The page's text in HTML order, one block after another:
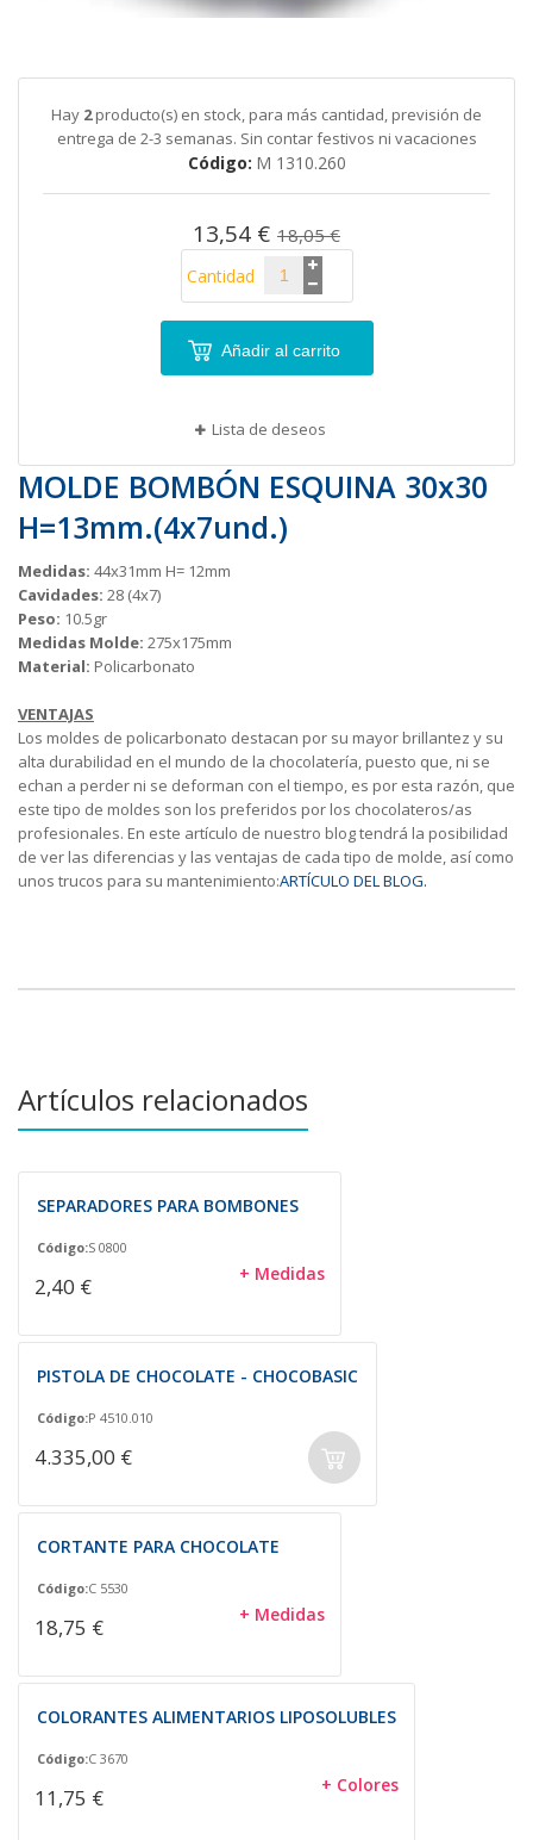
comienzo
galería
imágenes
Hay 2producto(s) en stock, para más cantidad, previsión de
entrega de 2-3 semanas. Sin contar festivos ni vacaciones
Código M 1310.260
13,54 € 18,05 €
Cantidad
Añadir al carrito
Lista de deseos
MOLDE BOMBÓN ESQUINA 30x30
H=13mm.(4x7und.)
Medidas: 44x31mm H= 12mm
Cavidades: 28 (4x7)
Peso: 10.5gr
Medidas Molde: 275x175mm
Material: Policarbonato
VENTAJAS
Los moldes de policarbonato destacan por su mayor brillantez y su
alta durabilidad en el mundo de la chocolatería, puesto que, ni se
echan a perder ni se deforman con el tiempo, es por esta razón, que
este tipo de moldes son los preferidos por los chocolateros/as
profesionales. En este artículo de nuestro blog tendrá la posibilidad
de ver las diferencias y las ventajas de cada tipo de molde, así como
unos trucos para su mantenimiento:ARTÍCULO DEL BLOG.
Artículos relacionados
SEPARADORES PARA BOMBONES
Código:S 0800
2,40 € + Medidas
PISTOLA DE CHOCOLATE - CHOCOBASIC
Código:P 4510.010
4.335,00 €
CORTANTE PARA CHOCOLATE
Código:C 5530
18,75 € + Medidas
COLORANTES ALIMENTARIOS LIPOSOLUBLES
Código:C 3670
11,75 € + Colores